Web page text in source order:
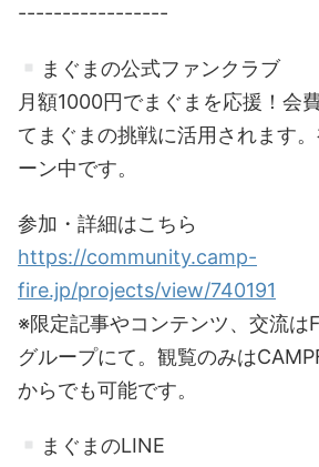
-----------------
まぐまの公式ファンクラブ
月額1000円でまぐまを応援！会
てまぐまの挑戦に活用されます
ーン中です。
参加・詳細はこちら
https://community.camp-
fire.jp/projects/view/740191
※限定記事やコンテンツ、交流は
グループにて。観覧のみは
からでも可能です。
まぐまのLINE